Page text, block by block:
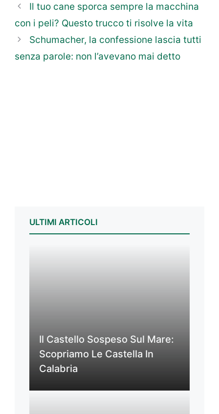
Il tuo cane sporca sempre la macchina
con i peli? Questo trucco ti risolve la vita
Schumacher, la confessione lascia tutti
senza parole: non l’avevano mai detto
ULTIMI ARTICOLI
Il Castello Sospeso Sul Mare:
Scopriamo Le Castella In
Calabria